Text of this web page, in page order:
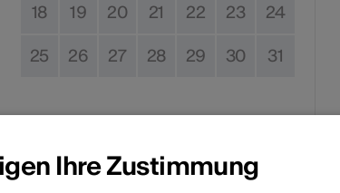
18 19 20 21 22 23 24
25 26 27 28 29 30 31
persönlichen Kalender hinzuzufügen.
Ihre Zustimmung